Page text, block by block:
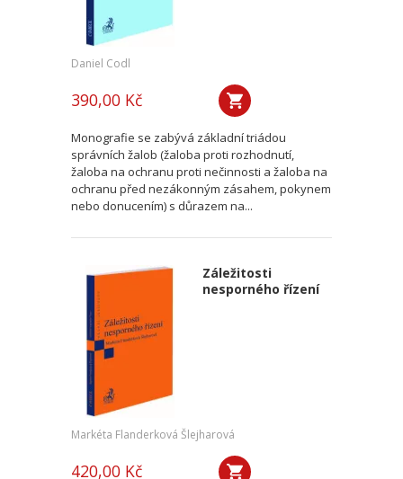
Daniel Codl
390,00 Kč
Monografie se zabývá základní triádou
správních žalob (žaloba proti rozhodnutí,
žaloba na ochranu proti nečinnosti a žaloba na
ochranu před nezákonným zásahem, pokynem
nebo donucením) s důrazem na...
Záležitosti
nesporného řízení
Markéta Flanderková Šlejharová
420,00 Kč